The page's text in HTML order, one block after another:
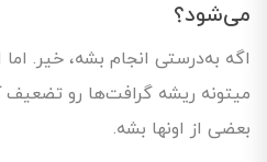
می‌شود؟
اگه به‌درستی انجام بشه، خیر.
میتونه ریشه گرافت‌ها رو
بعضی از اونها بشه.